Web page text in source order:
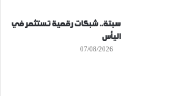
سبتة.. شبكات رقمية تستثمر في
اليأس
07/08/2026